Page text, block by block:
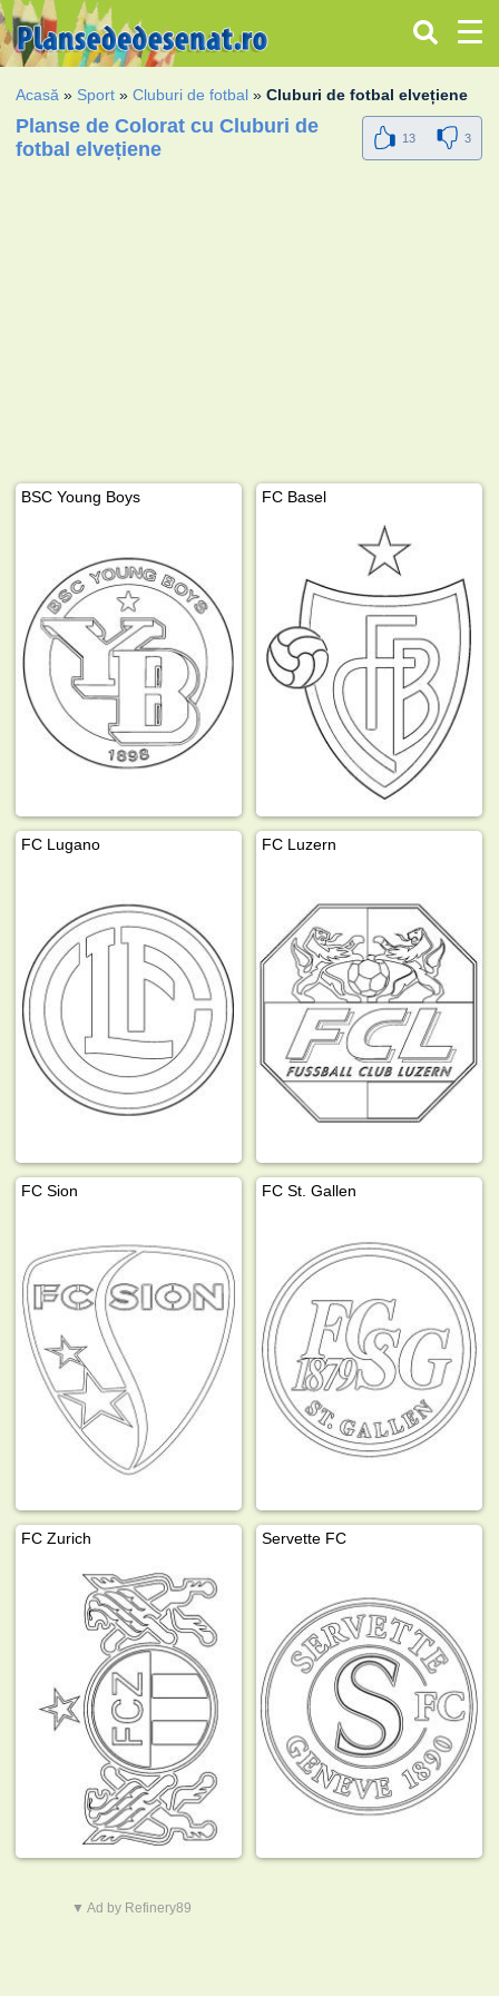
Acasă » Sport »Cluburi de fotbal »Cluburi de fotbal elvețiene
Planse de Colorat cu Cluburi de
fotbal elvețiene
13 3
BSC Young Boys FC Basel
FC Lugano FC Luzern
FC Sion FC St. Gallen
FC Zurich Servette FC
▼ Ad by Refinery89